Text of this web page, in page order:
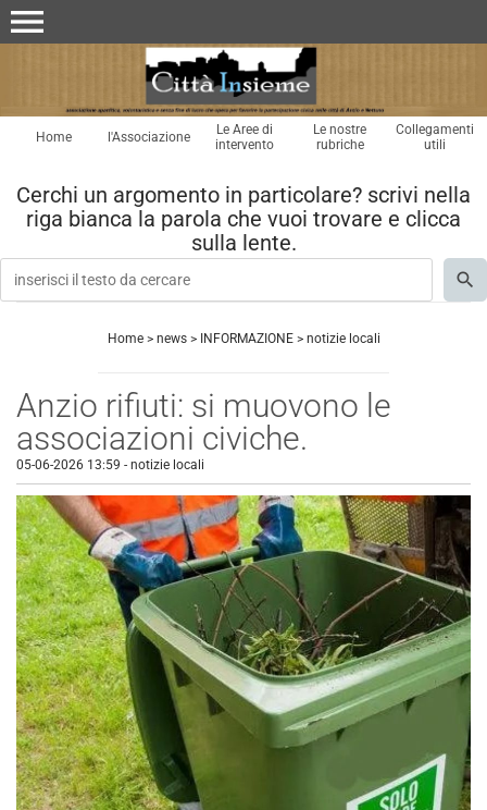
menu
Home l'Associazione
Le Aree di
intervento
Le nostre
rubriche
Collegamenti
utili
Cerchi un argomento in particolare? scrivi nella
riga bianca la parola che vuoi trovare e clicca
sulla lente.
Home> news> INFORMAZIONE> notizie locali
Anzio rifiuti: si muovono le
associazioni civiche.
05-06-2026 13:59 - notizie locali